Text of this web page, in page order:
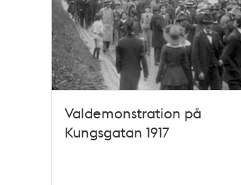
Valdemonstration på
Kungsgatan 1917